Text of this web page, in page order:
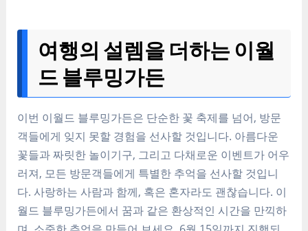
여행의 설렘을 더하는 이월
드 블루밍가든
이번 이월드 블루밍가든은 단순한 꽃 축제를 넘어, 방문
객들에게 잊지 못할 경험을 선사할 것입니다. 아름다운
꽃들과 짜릿한 놀이기구, 그리고 다채로운 이벤트가 어우
러져, 모든 방문객들에게 특별한 추억을 선사할 것입니
다. 사랑하는 사람과 함께, 혹은 혼자라도 괜찮습니다. 이
월드 블루밍가든에서 꿈과 같은 환상적인 시간을 만끽하